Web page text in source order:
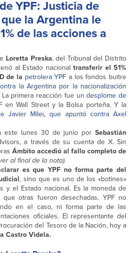
YPF: Justicia de
la Argentina le
de las acciones a
Loretta Preska, del Tribunal del Distrito
al Estado nacional transferir el 51%
de la petrolera YPF a los fondos buitre
la Argentina por la nacionalización
La primera reacción fue undesplome de
en Wall Street y la Bolsa porteña. Y la
Javier Milei, que apuntó contra Axel
este lunes 30 de junio por Sebastián
a través de su cuenta de X. Sin
Ámbito accedió al fallo completo de
al final de la nota).
es que YPF no forma parte del
, sino que es uno de los «botines»
y el Estado nacional. Es la moneda de
otras fueron desechadas. YPF no
en el caso, ni forma parte de las
oficiales. El representante del
del Tesoro de la Nación, hoy a
Castro Videla.